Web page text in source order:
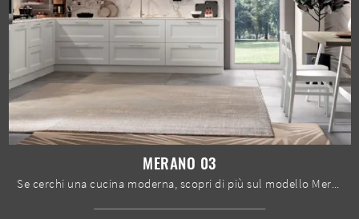
MERANO 03
Se cerchi una cucina moderna, scopri di più sul modello Merano 03 Spar.